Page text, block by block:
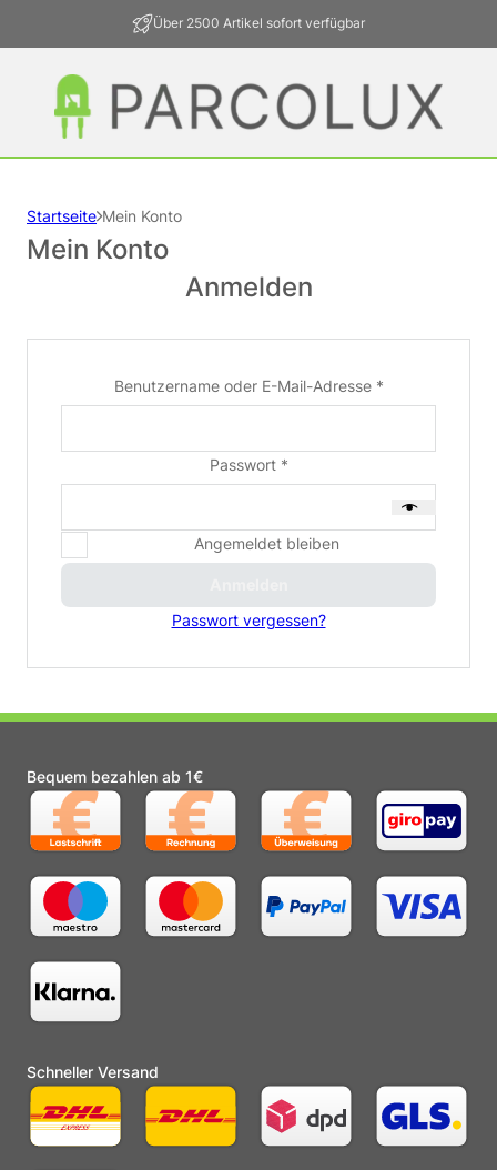
Über 2500 Artikel sofort verfügbar
Startseite Mein Konto
Mein Konto
Anmelden
Benutzername oder E-Mail-Adresse *Erforderlich
Passwort *Erforderlich
Angemeldet bleiben
Passwort vergessen?
Bequem bezahlen ab 1€
Schneller Versand